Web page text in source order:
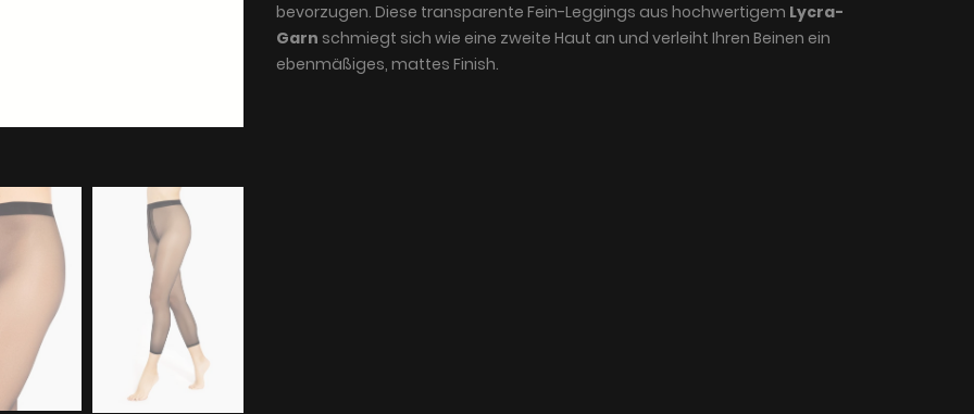
bevorzugen. Diese transparente Fein-Leggings aus hochwertigem Lycra-
Garn schmiegt sich wie eine zweite Haut an und verleiht Ihren Beinen ein
ebenmäßiges, mattes Finish.